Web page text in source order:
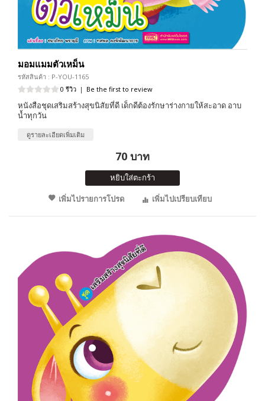
มอมแมมตัวเหม็น
รหัสสินค้า : P-YOU-1165
0 รีวิว | Be the first to review
หนังสือชุดเสริมสร้างสุขนิสัยที่ดี เด็กดีต้องรักษาร่างกายให้สะอาด อาบ
น้ำทุกวัน
ดูรายละเอียดเพิ่มเติม
70 บาท
หยิบใส่ตะกร้า
เพิ่มไปรายการโปรด
เพิ่มไปเปรียบเทียบ